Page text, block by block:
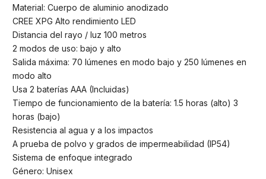
Material: Cuerpo de aluminio anodizado
CREE XPG Alto rendimiento LED
Distancia del rayo / luz 100 metros
2 modos de uso: bajo y alto
Salida máxima: 70 lúmenes en modo bajo y 250 lúmenes en
modo alto
Usa 2 baterías AAA (Incluidas)
Tiempo de funcionamiento de la batería: 1.5 horas (alto) 3
horas (bajo)
Resistencia al agua y a los impactos
A prueba de polvo y grados de impermeabilidad (IP54)
Sistema de enfoque integrado
Género: Unisex